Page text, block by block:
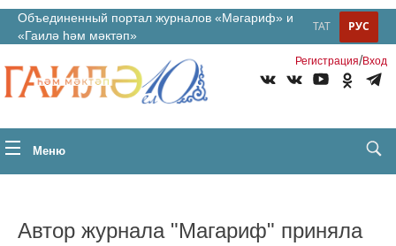
Объединенный портал журналов «Мәгариф» и
«Гаилә һәм мәктәп»
РУС
ТАТ
Регистрация/Вход
Меню
Автор журнала "Магариф" приняла